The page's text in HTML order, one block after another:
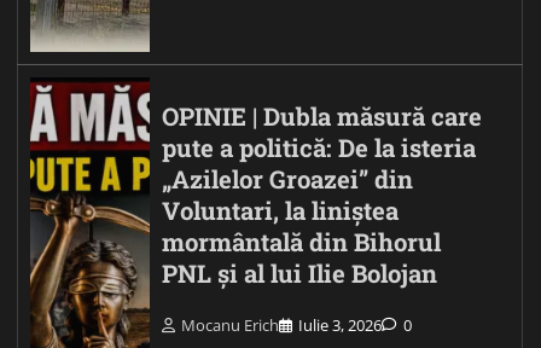
OPINIE | Dubla măsură care
pute a politică: De la isteria
„Azilelor Groazei” din
Voluntari, la liniștea
mormântală din Bihorul
PNL și al lui Ilie Bolojan
Mocanu Erich Iulie 3, 2026 0